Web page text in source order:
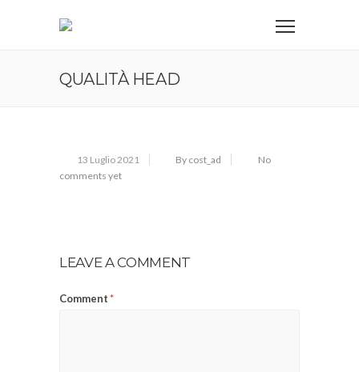
QUALITÀ HEAD
13 Luglio 2021 By cost_ad
No
comments yet
LEAVE A COMMENT
Comment*